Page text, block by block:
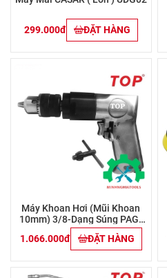
299.000đ ĐẶT HÀNG
Máy Khoan Hơi (mũi Khoan
10mm) 3/8-Dạng Súng PAG-
402 TOP
1.066.000đ ĐẶT HÀNG